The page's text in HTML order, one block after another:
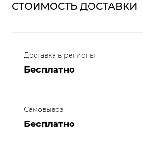
СТОИМОСТЬ ДОСТАВКИ
Доставка в регионы
Бесплатно
Самовывоз
Бесплатно